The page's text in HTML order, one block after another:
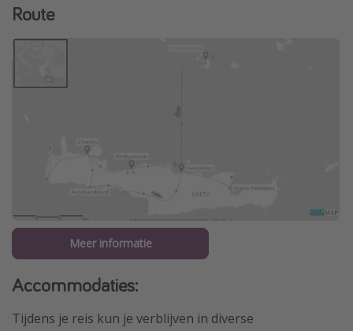
Route
Meer informatie
Accommodaties:
Tijdens je reis kun je verblijven in diverse